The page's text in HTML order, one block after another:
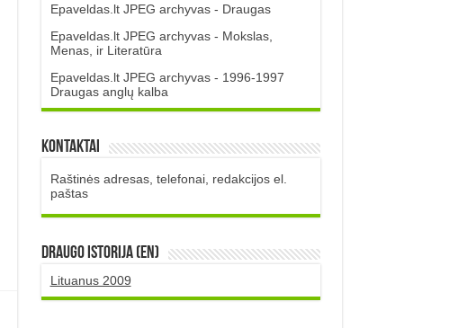
Epaveldas.lt JPEG archyvas - Draugas
Epaveldas.lt JPEG archyvas - Mokslas,
Menas, ir Literatūra
Epaveldas.lt JPEG archyvas - 1996-1997
Draugas anglų kalba
Kontaktai
Raštinės adresas, telefonai, redakcijos el.
paštas
DRAUGO istorija (EN)
Lituanus 2009